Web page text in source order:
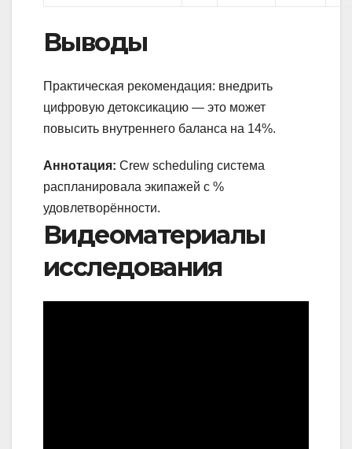
Выводы
Практическая рекомендация: внедрить
цифровую детоксикацию — это может
повысить внутреннего баланса на 14%.
Аннотация: Crew scheduling система
распланировала экипажей с %
удовлетворённости.
Видеоматериалы
исследования